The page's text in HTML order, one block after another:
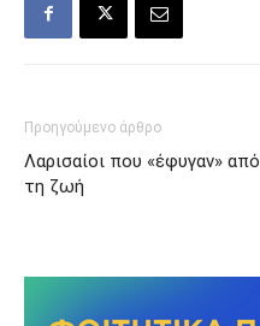
Προηγούμενο άρθρο
Λαρισαίοι που «έφυγαν» από
τη ζωή